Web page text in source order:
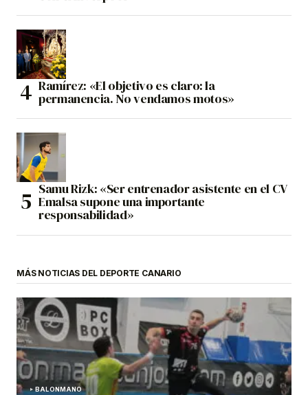
Ramírez: «El objetivo es claro: la
permanencia. No vendamos motos»
Samu Rizk: «Ser entrenador asistente en el CV
Emalsa supone una importante
responsabilidad»
MÁS NOTICIAS DEL DEPORTE CANARIO
BALONMANO